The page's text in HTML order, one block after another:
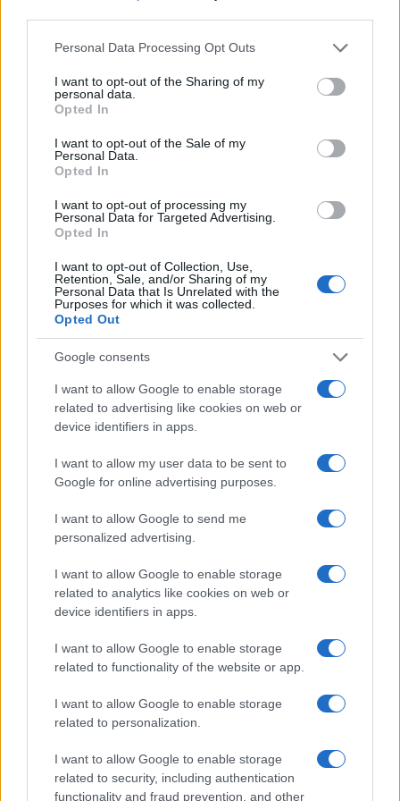
Please note that this website/app uses one or more Google
not limited to your visit or usage behaviour. You may click to
grant or deny consent to Google and its third-party tags to
use your data for below specified purposes in below Google
consent section.
Personal Data Processing Opt Outs
I want to opt-out of the Sharing of my
personal data.
Opted In
I want to opt-out of the Sale of my
Personal Data.
Opted In
I want to opt-out of processing my
Personal Data for Targeted Advertising.
Opted In
I want to opt-out of Collection, Use,
Retention, Sale, and/or Sharing of my
Personal Data that Is Unrelated with the
Purposes for which it was collected.
Opted Out
Google consents
I want to allow Google to enable storage
related to advertising like cookies on web or
device identifiers in apps.
I want to allow my user data to be sent to
Google for online advertising purposes.
I want to allow Google to send me
personalized advertising.
I want to allow Google to enable storage
related to analytics like cookies on web or
device identifiers in apps.
I want to allow Google to enable storage
related to functionality of the website or app.
I want to allow Google to enable storage
related to personalization.
I want to allow Google to enable storage
related to security, including authentication
functionality and fraud prevention, and other
Ključne besede: cerkev praznik
Več iz kraja Slovenj Gradec
Koncert skupine Delta Riff na
Festivalu SHOTS prestavljen na
Avgust v Kinu Kulturnega doma
Slovenj Gradec: Filmske
premiere, napete zgodbe in
Freestyle navdušuje s poletno
Več iz kategorije Novice
Plohe in nevihte bodo do
večera zajele večji del države
V Črni na Koroškem se začenja
jubilejni 70. Koroški turistični
Koncert skupine Delta Riff na
Avgust v Kinu Kulturnega doma